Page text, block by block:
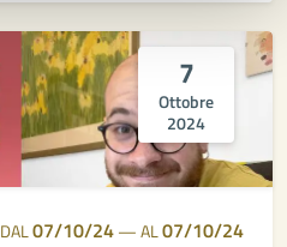
7
Ottobre
2024
DAL07/10/24—AL07/10/24